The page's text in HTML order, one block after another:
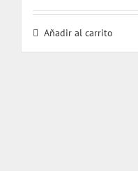
Añadir al carrito